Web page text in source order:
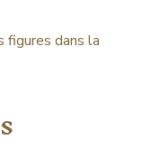
figures dans la